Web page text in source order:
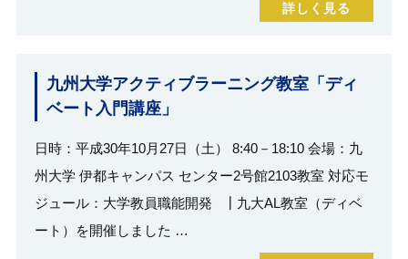
詳しく見る
九州大学アクティブラーニング教室「ディ
ベート入門講座」
日時：平成30年10月27日（土） 8:40－18:10 会場：九
州大学 伊都キャンパス センター2号館2103教室 対応モ
ジュール：大学教員職能開発 ┃九大AL教室（ディベ
ート）を開催しました …